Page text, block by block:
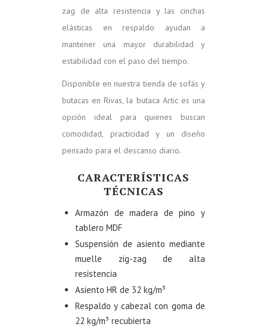
zag de alta resistencia y las cinchas
elásticas en respaldo ayudan a
mantener una mayor durabilidad y
estabilidad con el paso del tiempo.
Disponible en nuestra tienda de sofás y
butacas en Rivas, la butaca Artic es una
opción ideal para quienes buscan
comodidad, practicidad y un diseño
pensado para el descanso diario.
CARACTERÍSTICAS
TÉCNICAS
Armazón de madera de pino y
tablero MDF
Suspensión de asiento mediante
muelle zig-zag de alta
resistencia
Asiento HR de 32 kg/m³
Respaldo y cabezal con goma de
22 kg/m³ recubierta